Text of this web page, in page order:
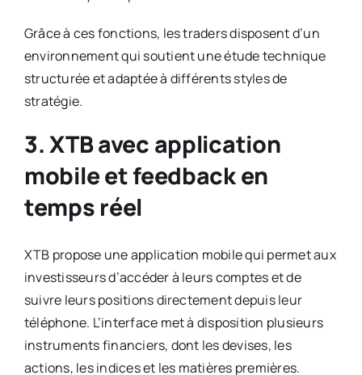
Grâce à ces fonctions, les traders disposent d’un
environnement qui soutient une étude technique
structurée et adaptée à différents styles de
stratégie.
3. XTB avec application
mobile et feedback en
temps réel
XTB propose une application mobile qui permet aux
investisseurs d’accéder à leurs comptes et de
suivre leurs positions directement depuis leur
téléphone. L’interface met à disposition plusieurs
instruments financiers, dont les devises, les
actions, les indices et les matières premières.